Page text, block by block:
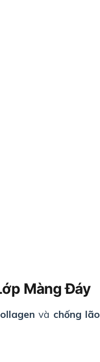
Màng Đáy
và chống lão